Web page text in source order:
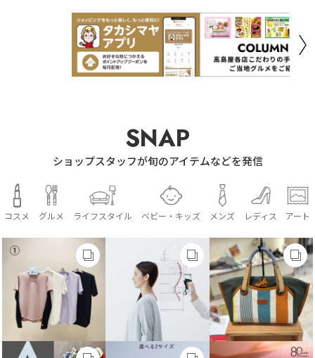
SNAP
ショップスタッフが旬のアイテムなどを発信
コスメ グルメ ライフスタイル ベビー・キッズ メンズ レディス アート